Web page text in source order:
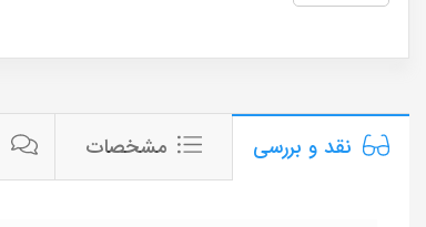
نقد و بررسی مشخصات